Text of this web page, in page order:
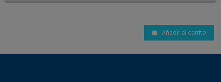
Añadir al carrito